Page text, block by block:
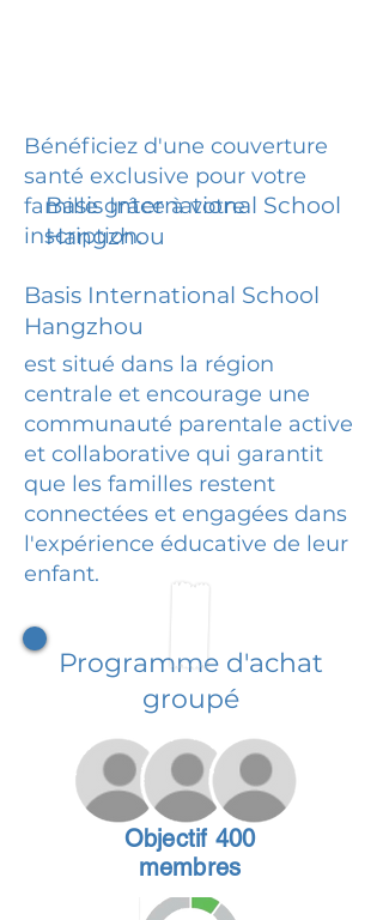
Bénéficiez d'une couverture
santé exclusive pour votre
famille grâce à votre
inscription.
Basis International School
Hangzhou
Basis International School
Hangzhou
est situé dans la région
centrale et encourage une
communauté parentale active
et collaborative qui garantit
que les familles restent
connectées et engagées dans
l'expérience éducative de leur
enfant.
Programme d'achat
groupé
Objectif 400
membres